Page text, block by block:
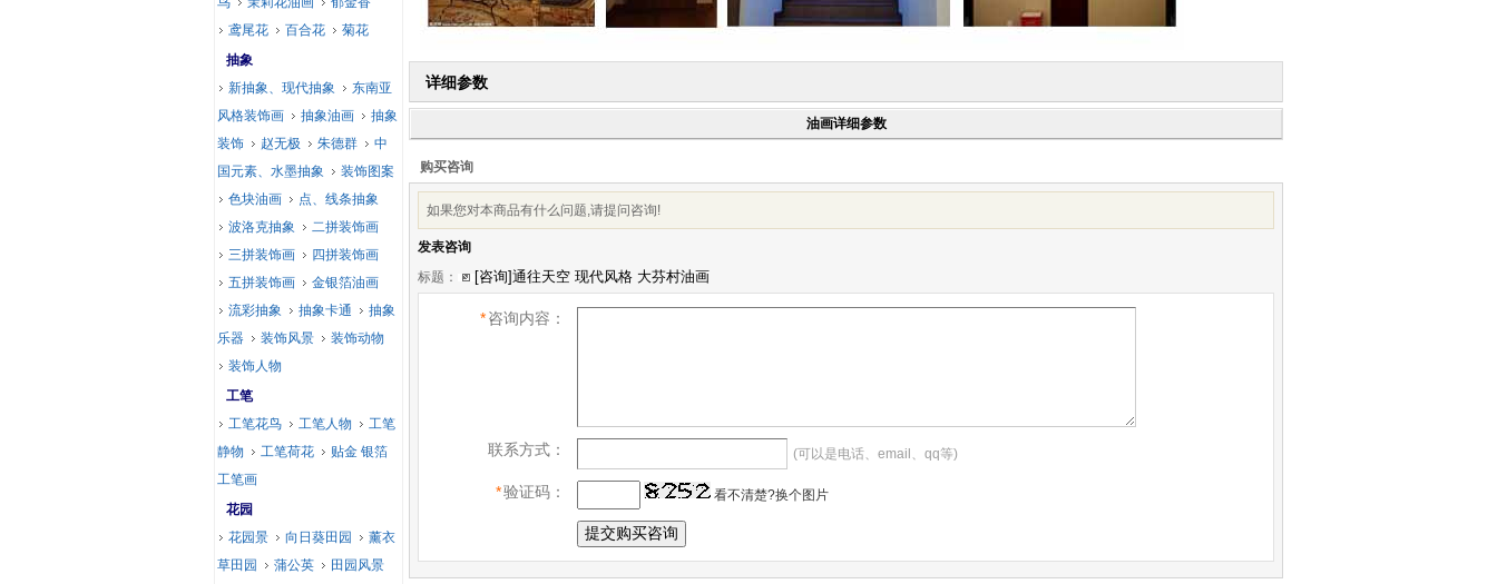
详细参数
油画详细参数
购买咨询
如果您对本商品有什么问题,请提问咨询!
发表咨询
标题：
*咨询内容：
联系方式： (可以是电话、email、qq等)
*验证码： 看不清楚?换个图片
鸢尾花
百合花
菊花
抽象
新抽象、现代抽象
东南亚
风格装饰画
抽象油画
抽象
装饰
赵无极 朱德群
中
国元素、水墨抽象
装饰图案
色块油画
点、线条抽象
波洛克抽象
二拼装饰画
三拼装饰画
四拼装饰画
五拼装饰画
金银箔油画
流彩抽象
抽象卡通
抽象
乐器
装饰风景
装饰动物
装饰人物
工笔
工笔花鸟
工笔人物
工笔
静物
工笔荷花
贴金 银箔
工笔画
花园
花园景
向日葵田园
薰衣
草田园
蒲公英
田园风景